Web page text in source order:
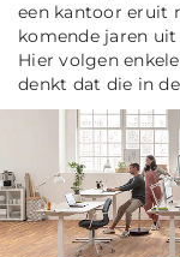
een kantoor eruit
komende jaren
Hier volgen
denkt dat die in